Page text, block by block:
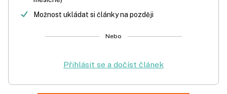
Možnost ukládat si články na později
Nebo
Přihlásit se a dočíst článek